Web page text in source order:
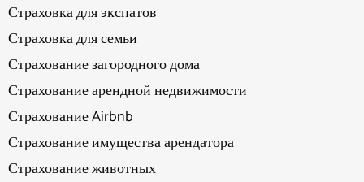
Страховка для экспатов
Страховка для семьи
Страхование загородного дома
Страхование арендной недвижимости
Страхование Airbnb
Страхование имущества арендатора
Страхование животных